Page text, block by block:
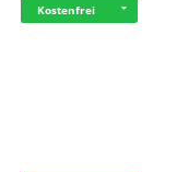
Kostenfrei